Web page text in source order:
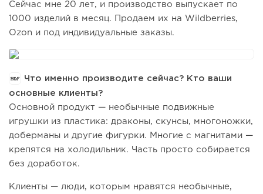
Сейчас мне 20 лет, и производство выпускает по
1000 изделий в месяц. Продаем их на Wildberries,
Ozon и под индивидуальные заказы.
Что именно производите сейчас? Кто ваши
основные клиенты?
Основной продукт — необычные подвижные
игрушки из пластика: драконы, скунсы, многоножки,
доберманы и другие фигурки. Многие с магнитами —
крепятся на холодильник. Часть просто собирается
без доработок.
Клиенты — люди, которым нравятся необычные,